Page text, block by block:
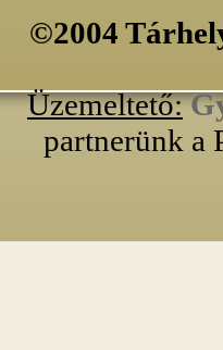
©2004
Üzemeltető:
partnerünk a